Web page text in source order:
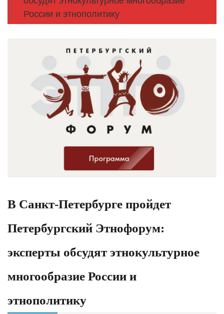
России и этнополитику
В Санкт-Петербурге пройдет
Петербургский Этнофорум:
эксперты обсудят этнокультурное
многообразие России и
этнополитику